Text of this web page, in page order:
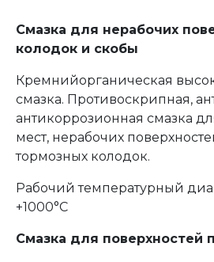
Смазка для нерабочих
колодок и скобы
Кремнийорганическая
смазка. Противоскрипная,
антикоррозионная смазка
мест, нерабочих
тормозных колодок.
Рабочий температурный
+1000°С
Смазка для поверхностей